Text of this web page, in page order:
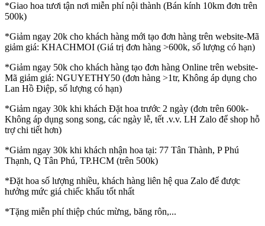
*Giao hoa tươi tận nơi miễn phí nội thành (Bán kính 10km đơn trên
500k)
*Giảm ngay 20k cho khách hàng mới tạo đơn hàng trên website-Mã
giảm giá: KHACHMOI (Giá trị đơn hàng >600k, số lượng có hạn)
*Giảm ngay 50k cho khách hàng tạo đơn hàng Online trên website-
Mã giảm giá: NGUYETHY50 (đơn hàng >1tr, Không áp dụng cho
Lan Hồ Điệp, số lượng có hạn)
*Giảm ngay 30k khi khách Đặt hoa trước 2 ngày (đơn trên 600k-
Không áp dụng song song, các ngày lễ, tết .v.v. LH Zalo để shop hỗ
trợ chi tiết hơn)
*Giảm ngay 30k khi khách nhận hoa tại: 77 Tân Thành, P Phú
Thạnh, Q Tân Phú, TP.HCM (trên 500k)
*Đặt hoa số lượng nhiều, khách hàng liên hệ qua Zalo để được
hưởng mức giá chiếc khấu tốt nhất
*Tặng miễn phí thiệp chúc mừng, băng rôn,...